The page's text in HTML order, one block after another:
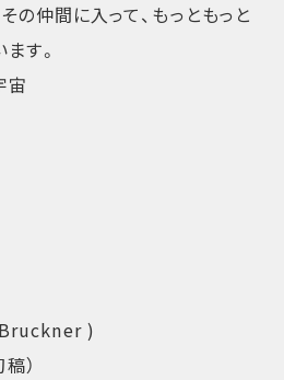
の仲間に入って、もっともっと
す。
宙
)
稿）